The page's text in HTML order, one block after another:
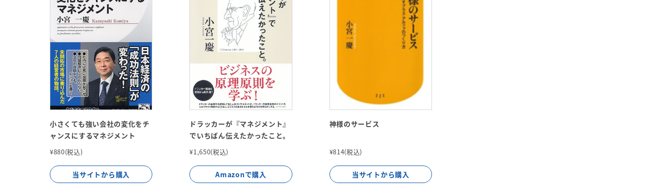
小さくても強い会社の変化をチ
ャンスにするマネジメント
¥880(税込)
当サイトから購入
ドラッカーが『マネジメント』
でいちばん伝えたかったこと。
¥1,650(税込)
Amazonで購入
神様のサービス
¥814(税込)
当サイトから購入